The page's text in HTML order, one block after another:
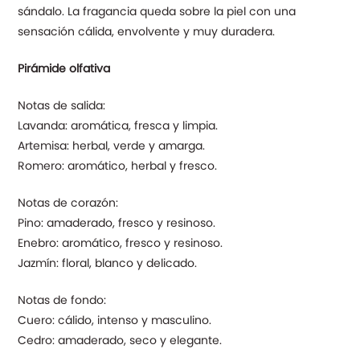
sándalo. La fragancia queda sobre la piel con una
sensación cálida, envolvente y muy duradera.
Pirámide olfativa
Notas de salida:
Lavanda: aromática, fresca y limpia.
Artemisa: herbal, verde y amarga.
Romero: aromático, herbal y fresco.
Notas de corazón:
Pino: amaderado, fresco y resinoso.
Enebro: aromático, fresco y resinoso.
Jazmín: floral, blanco y delicado.
Notas de fondo:
Cuero: cálido, intenso y masculino.
Cedro: amaderado, seco y elegante.